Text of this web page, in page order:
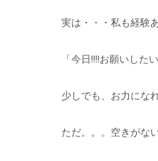
実は・・・私も経験
「今日!!!!お願いした
少しでも、お力にな
ただ。。。空きがな